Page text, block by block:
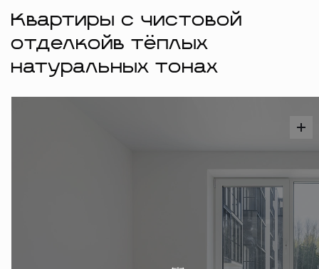
Квартиры с чистовой
отделкойв тёплых
натуральных тонах